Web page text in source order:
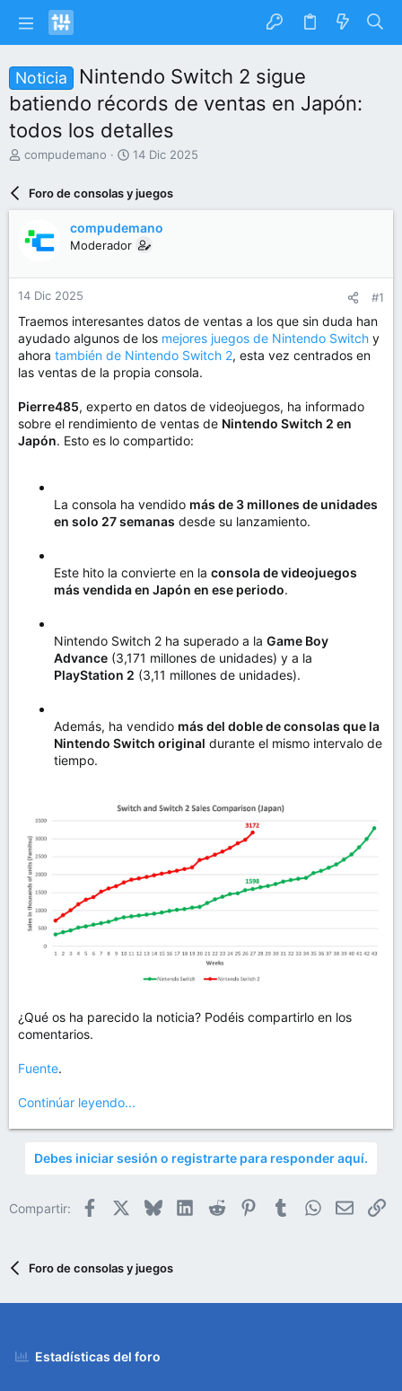
Noticia
Nintendo Switch 2 sigue
batiendo récords de ventas en Japón:
todos los detalles
I
a
r
d
e
t
e
m
compudemano
F
c
h
d
e
n
i
o
14 Dic 2025
Foro de consolas y juegos
compudemano
Moderador
14 Dic 2025 #1
Traemos interesantes datos de ventas a los que sin duda han
ayudado algunos de los mejores juegos de Nintendo Switch y
ahora también de Nintendo Switch 2, esta vez centrados en
las ventas de la propia consola.
Pierre485, experto en datos de videojuegos, ha informado
sobre el rendimiento de ventas de Nintendo Switch 2 en
Japón. Esto es lo compartido:
La consola ha vendido más de 3 millones de unidades
en solo 27 semanas desde su lanzamiento.
Este hito la convierte en la consola de videojuegos
más vendida en Japón en ese periodo.
Nintendo Switch 2 ha superado a la Game Boy
Advance (3,171 millones de unidades) y a la
PlayStation 2 (3,11 millones de unidades).
Además, ha vendido más del doble de consolas que la
Nintendo Switch original durante el mismo intervalo de
tiempo.
¿Qué os ha parecido la noticia? Podéis compartirlo en los
comentarios.
Fuente.
Continúar leyendo...
Debes iniciar sesión o registrarte para responder aquí.
Compartir: Facebook BlueskyLinkedIn
Reddit PinterestTumblrWhatsApp
Email
Foro de consolas y juegos
Estadísticas del foro